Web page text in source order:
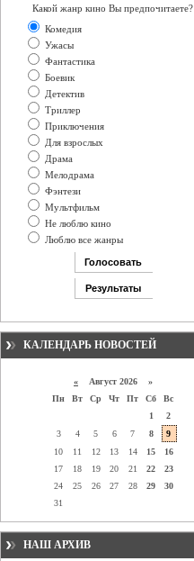
Какой жанр кино Вы предпочитаете?
Комедия
Ужасы
Фантастика
Боевик
Детектив
Триллер
Приключения
Для взрослых
Драма
Мелодрама
Фэнтези
Мультфильм
Не люблю кино
Люблю все жанры
КАЛЕНДАРЬ НОВОСТЕЙ
« Август 2026 »
Пн
Вт Ср Чт Пт Сб
Вс
1
2
3
4 5 6 7 8
9
10
11 12 13 14 15
16
17
18 19 20 21 22
23
24
25 26 27 28 29
30
31
НАШ АРХИВ